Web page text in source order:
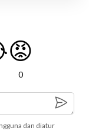
😡
0
dan diatur